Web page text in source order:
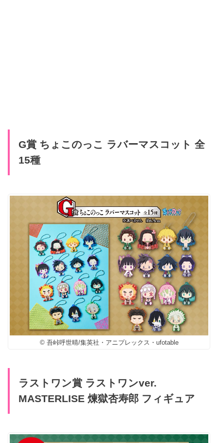
G賞 ちょこのっこ ラバーマスコット 全
15種
© 吾峠呼世晴/集英社・アニプレックス・ufotable
ラストワン賞 ラストワンver.
MASTERLISE 煉獄杏寿郎 フィギュア